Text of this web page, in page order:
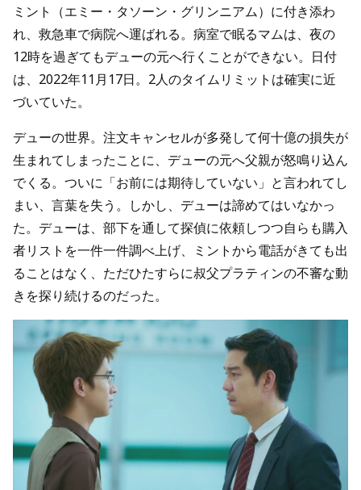
ミント（エミー・タソーン・グリンニアム）に付き添わ
れ、救急車で病院へ運ばれる。病室で眠るマムは、夜の
12時を過ぎてもデューの元へ行くことができない。日付
は、2022年11月17日。2人のタイムリミットは確実に近
づいていた。
デューの世界。注文キャンセルが多発して何十億の損失が
生まれてしまったことに、デューの元へ父親が怒鳴り込ん
でくる。ついに「お前には期待していない」と言われてし
まい、言葉を失う。しかし、デューは諦めてはいなかっ
た。デューは、部下を通して探偵に依頼しつつ自らも購入
者リストを一件一件調べ上げ、ミントから電話がきても出
ることはなく、ただひたすらに叔父プラティンの不審な動
きを探り続けるのだった。